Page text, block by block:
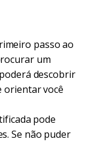
passo ao
um
descobrir
orientar você
pode
Se não puder